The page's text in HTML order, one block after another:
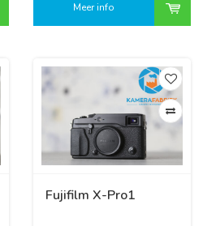
Meer info
Fujifilm X-Pro1